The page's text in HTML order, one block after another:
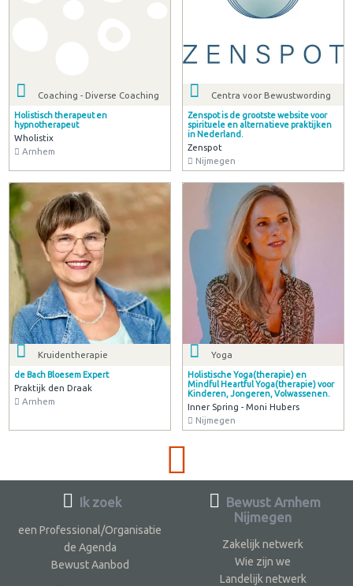
Coaching - Diverse Coaching
Holistisch therapeut en
hypnotherapeut
Wholistix
Arnhem
Centra voor Bewustwording
Zenspot is de grootste website voor
spirituele en alternatieve praktijken
in Nederland.
Zenspot
Nijmegen
Kruidentherapie
de Bach Bloesem Expert
Praktijk den Draak
Arnhem
Yoga
Holistische Yoga(therapie) en
Mindful Heartful Yoga(therapie) voor
Kinderen, Jongeren, Volwassenen.
Inner Spring - Moni Hubers
Nijmegen
Ik zoek
een Professional/Organisatie
de Agenda
Bewust Aanbod
Bewust Arnhem
Nijmegen
Zakelijk netwerk
Wie zijn we
Landelijk netwerk